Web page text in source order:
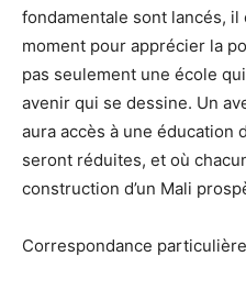
fondamentale sont lancés,
moment pour apprécier la
pas seulement une école
avenir qui se dessine. Un
aura accès à une éducation
seront réduites, et où
construction d’un Mali
Correspondance particulière